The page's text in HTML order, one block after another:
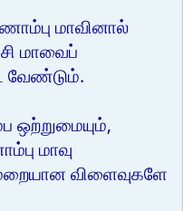
மாவினால்
மாவைப்
வேண்டும்.
ஒற்றுமையும்,
மாவு
விளைவுகளே